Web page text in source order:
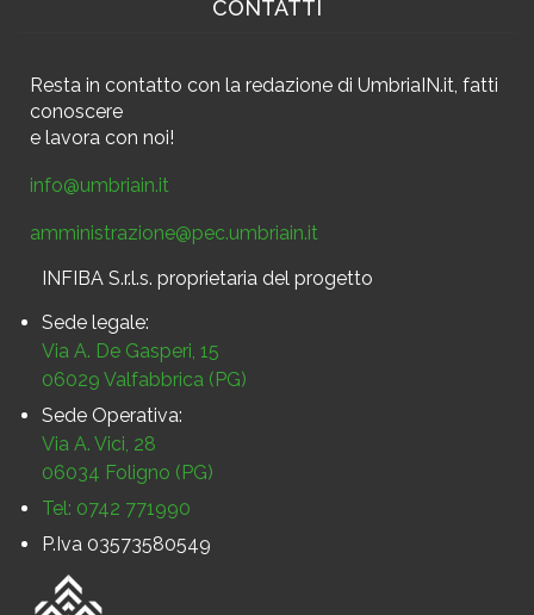
CONTATTI
Resta in contatto con la redazione di UmbriaIN.it, fatti
conoscere
e lavora con noi!
info@umbriain.it
amministrazione@pec.umbriain.it
INFIBA S.r.l.s. proprietaria del progetto
Sede legale:
Via A. De Gasperi, 15
06029 Valfabbrica (PG)
Sede Operativa:
Via A. Vici, 28
06034 Foligno (PG)
Tel: 0742 771990
P.Iva 03573580549